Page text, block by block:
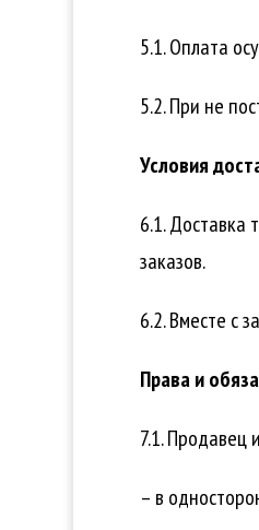
5.1. Оплата
5.2. При не
Условия
6.1. Доставка
заказов.
6.2. Вместе с
Права и
7.1. Продавец
– в